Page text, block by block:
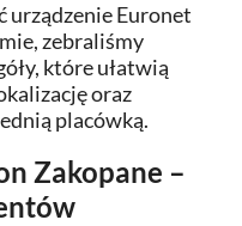
urządzenie Euronet
zebraliśmy
które ułatwią
oraz
placówką.
Zakopane –